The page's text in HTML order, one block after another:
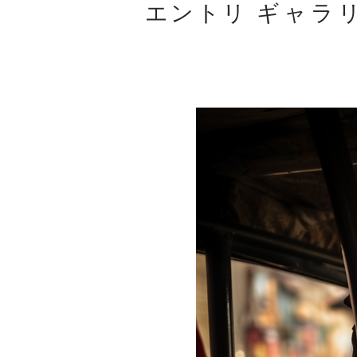
エントリ ギャラ